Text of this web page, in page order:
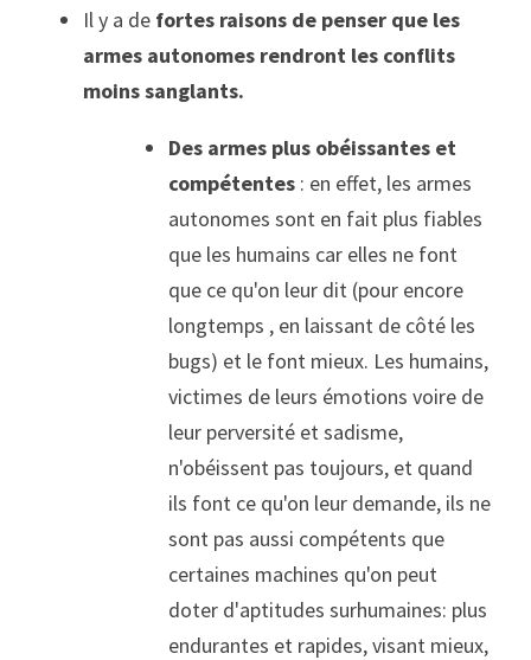
Il y a de fortes raisons de penser que les
armes autonomes rendront les conflits
moins sanglants.
Des armes plus obéissantes et
compétentes : en effet, les armes
autonomes sont en fait plus fiables
que les humains car elles ne font
que ce qu'on leur dit (pour encore
longtemps , en laissant de côté les
bugs) et le font mieux. Les humains,
victimes de leurs émotions voire de
leur perversité et sadisme,
n'obéissent pas toujours, et quand
ils font ce qu'on leur demande, ils ne
sont pas aussi compétents que
certaines machines qu'on peut
doter d'aptitudes surhumaines: plus
endurantes et rapides, visant mieux,